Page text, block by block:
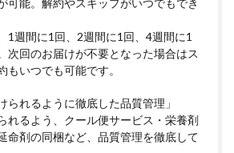
可能。解約やスキップがいつでもでき
1週間に1回、2週間に1回、4週間に1
次回のお届けが不要となった場合はス
もいつでも可能です。
られるように徹底した品質管理」
れるよう、クール便サービス・栄養剤
命剤の同梱など、品質管理を徹底して